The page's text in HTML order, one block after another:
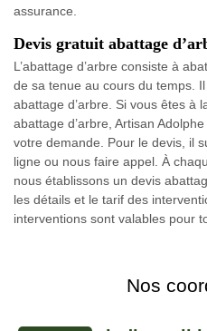
assurance.
Devis gratuit abattage
L’abattage d’arbre consiste à
de sa tenue au cours du temps.
abattage d’arbre. Si vous êtes à
abattage d’arbre, Artisan
votre demande. Pour le devis, il
ligne ou nous faire appel. À
nous établissons un devis
les détails et le tarif des
interventions sont valables pour
Nos